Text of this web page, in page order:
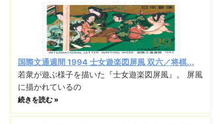
国際文通週間 1994 士女遊楽図屏風 双六／将棋...
若衆が遊ぶ様子を描いた『士女遊楽図屏風』。 屏風
に描かれているの
続きを読む »